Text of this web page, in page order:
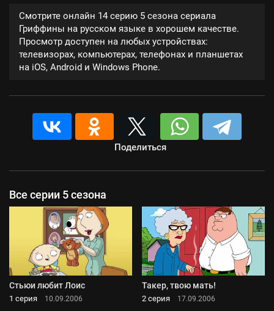
Смотрите онлайн 14 серию 5 сезона сериала
Гриффины на русском языке в хорошем качестве.
Просмотр доступен на любых устройствах:
телевизорах, компьютерах, телефонах и планшетах
на iOS, Android и Windows Phone.
Поделиться
Все серии 5 сезона
Стьюи любит Лоис
1 серия 10.09.2006
Такер, твою мать!
2 серия 17.09.2006